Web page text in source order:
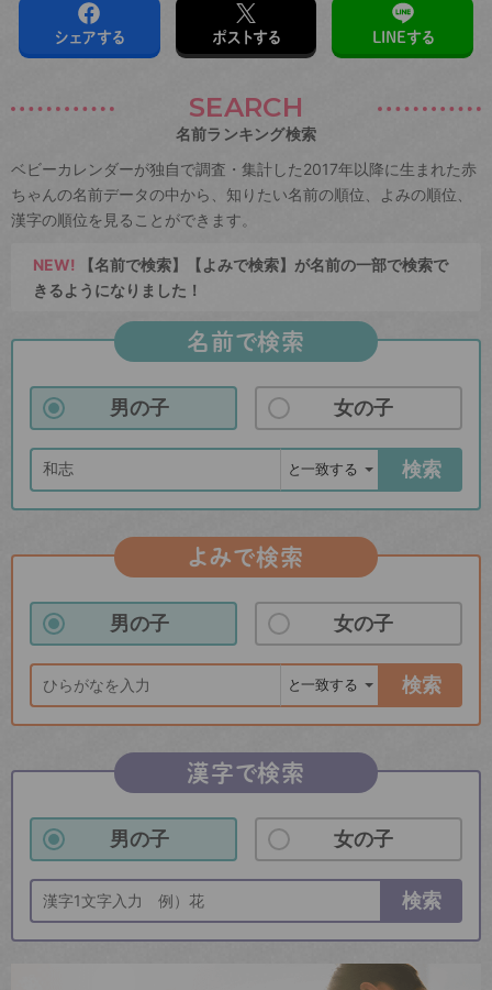
シェアする ポストする LINEする
SEARCH
名前ランキング検索
ベビーカレンダーが独自で調査・集計した2017年以降に生まれた赤
ちゃんの名前データの中から、知りたい名前の順位、よみの順位、
漢字の順位を見ることができます。
NEW! 【名前で検索】【よみで検索】が名前の一部で検索で
きるようになりました！
名前で検索
男の子 女の子
検索
よみで検索
男の子 女の子
検索
漢字で検索
男の子 女の子
検索